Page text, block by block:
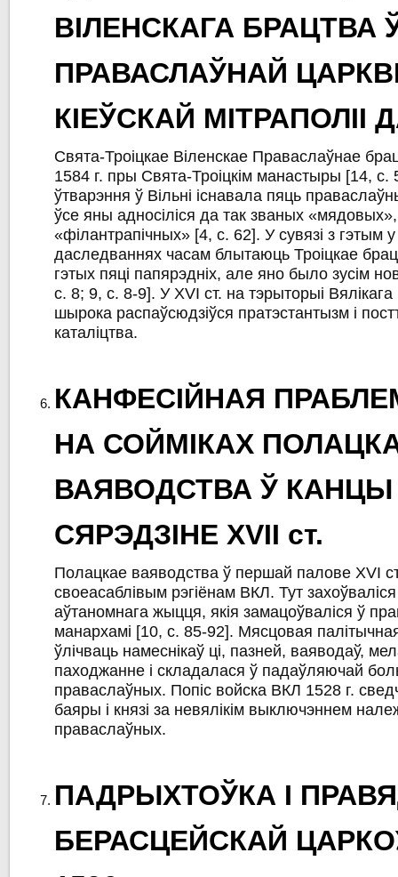
ВІЛЕНСКАГА БРАЦТВА
ПРАВАСЛАЎНАЙ
КІЕЎСКАЙ МІТРАПОЛІІ
Свята-Троіцкае Віленскае Праваслаўнае
1584 г. пры Свята-Троіцкім манастыры [14, с.
ўтварэння ў Вільні існавала пяць
ўсе яны адносіліся да так званых «мядовых»,
«філантрапічных» [4, с. 62]. У сувязі з гэтым
даследваннях часам блытаюць Троіцкае
гэтых пяці папярэдніх, але яно было зусім
с. 8; 9, с. 8-9]. У XVI ст. на тэрыторыі Вялікага
шырока распаўсюдзіўся пратэстантызм і
каталіцтва.
КАНФЕСІЙНАЯ
НА СОЙМІКАХ
ВАЯВОДСТВА Ў КАНЦЫ
СЯРЭДЗІНЕ XVII ст.
Полацкае ваяводства ў першай палове XVI
своеасаблівым рэгіёнам ВКЛ. Тут
аўтаномнага жыцця, якія замацоўваліся ў
манархамі [10, c. 85-92]. Мясцовая
ўлічваць намеснікаў ці, пазней, ваяводаў,
паходжанне і складалася ў падаўляючай
праваслаўных. Попіс войска ВКЛ 1528 г.
баяры і князі за невялікім выключэннем
праваслаўных.
ПАДРЫХТОЎКА І
БЕРАСЦЕЙСКАЙ